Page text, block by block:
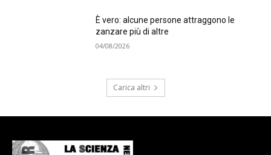
È vero: alcune persone attraggono le
zanzare più di altre
04/08/2026
Carica altri